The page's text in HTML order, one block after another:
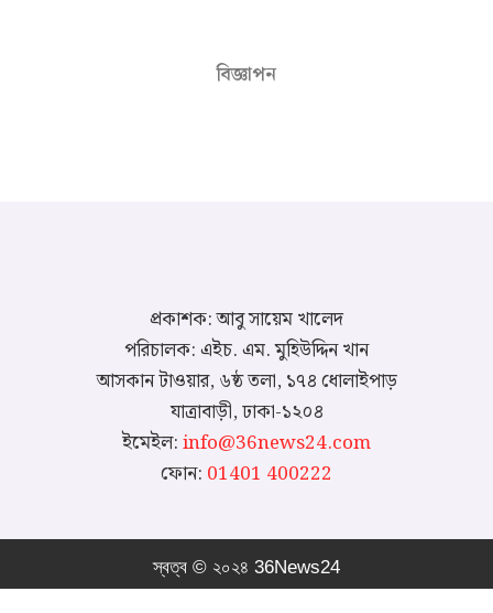
বিজ্ঞাপন
প্রকাশক: আবু সায়েম খালেদ
পরিচালক: এইচ. এম. মুহিউদ্দিন খান
আসকান টাওয়ার, ৬ষ্ঠ তলা, ১৭৪ ধোলাইপাড়
যাত্রাবাড়ী, ঢাকা-১২০৪
ইমেইল:info@36news24.com
ফোন: 01401 400222
স্বত্ব © ২০২৪ 36News24